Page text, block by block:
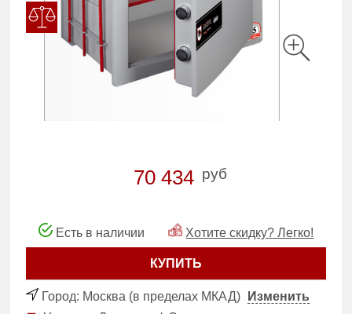
70 434 руб
Есть в наличии Хотите скидку? Легко!
КУПИТЬ
Город: Москва (в пределах МКАД)
Изменить